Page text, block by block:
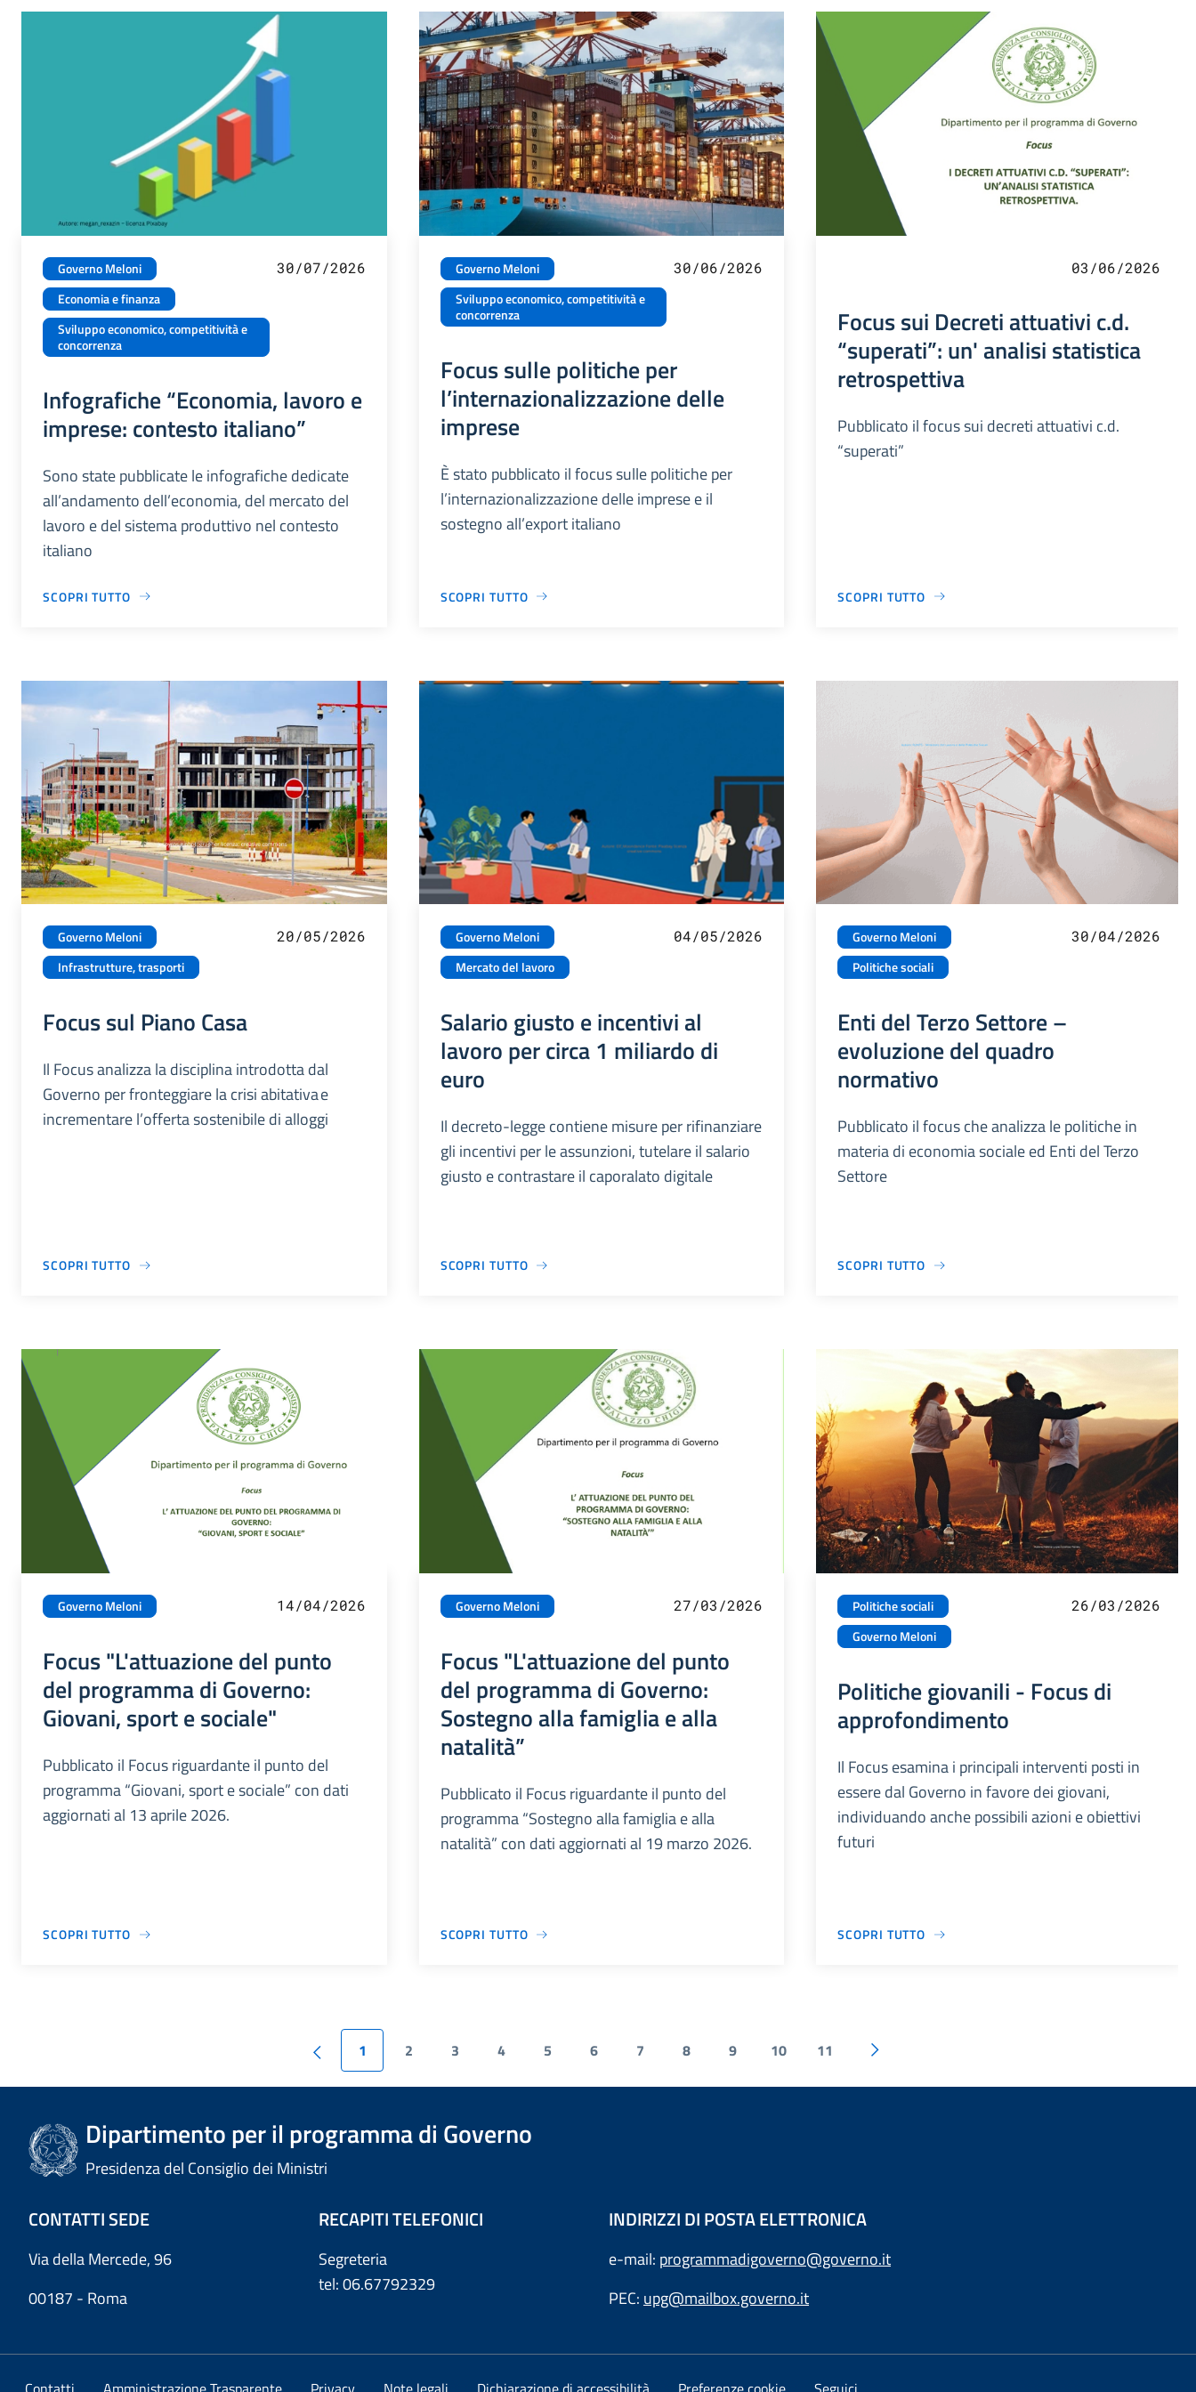
Governo Meloni
Economia e finanza
Sviluppo economico, competitività e
concorrenza
30/07/2026
Infografiche “Economia, lavoro e
imprese: contesto italiano”
Sono state pubblicate le infografiche dedicate
all’andamento dell’economia, del mercato del
lavoro e del sistema produttivo nel contesto
italiano
SCOPRI TUTTO
Governo Meloni
Sviluppo economico, competitività e
concorrenza
30/06/2026
Focus sulle politiche per
l’internazionalizzazione delle
imprese
È stato pubblicato il focus sulle politiche per
l’internazionalizzazione delle imprese e il
sostegno all’export italiano
SCOPRI TUTTO
03/06/2026
Focus sui Decreti attuativi c.d.
“superati”: un' analisi statistica
retrospettiva
Pubblicato il focus sui decreti attuativi c.d.
“superati”
SCOPRI TUTTO
Governo Meloni
Infrastrutture, trasporti
20/05/2026
Focus sul Piano Casa
Il Focus analizza la disciplina introdotta dal
Governo per fronteggiare la crisi abitativa e
incrementare l’offerta sostenibile di alloggi
SCOPRI TUTTO
Governo Meloni
Mercato del lavoro
04/05/2026
Salario giusto e incentivi al
lavoro per circa 1 miliardo di
euro
Il decreto-legge contiene misure per rifinanziare
gli incentivi per le assunzioni, tutelare il salario
giusto e contrastare il caporalato digitale
SCOPRI TUTTO
Governo Meloni
Politiche sociali
30/04/2026
Enti del Terzo Settore –
evoluzione del quadro
normativo
Pubblicato il focus che analizza le politiche in
materia di economia sociale ed Enti del Terzo
Settore
SCOPRI TUTTO
Governo Meloni 14/04/2026
Focus "L'attuazione del punto
del programma di Governo:
Giovani, sport e sociale"
Pubblicato il Focus riguardante il punto del
programma “Giovani, sport e sociale” con dati
aggiornati al 13 aprile 2026.
SCOPRI TUTTO
Governo Meloni 27/03/2026
Focus "L'attuazione del punto
del programma di Governo:
Sostegno alla famiglia e alla
natalità”
Pubblicato il Focus riguardante il punto del
programma “Sostegno alla famiglia e alla
natalità” con dati aggiornati al 19 marzo 2026.
SCOPRI TUTTO
Politiche sociali
Governo Meloni
26/03/2026
Politiche giovanili - Focus di
approfondimento
Il Focus esamina i principali interventi posti in
essere dal Governo in favore dei giovani,
individuando anche possibili azioni e obiettivi
futuri
SCOPRI TUTTO
1 2 3 4 5 6 7 8 9 10 11
Dipartimento per il programma di Governo
Presidenza del Consiglio dei Ministri
CONTATTI SEDE
Via della Mercede, 96
00187 - Roma
RECAPITI TELEFONICI
Segreteria
tel: 06.67792329
INDIRIZZI DI POSTA ELETTRONICA
e-mail: programmadigoverno@governo.it
PEC: upg@mailbox.governo.it